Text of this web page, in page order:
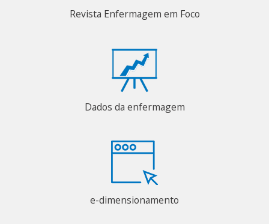
Revista Enfermagem em Foco
Dados da enfermagem
e-dimensionamento